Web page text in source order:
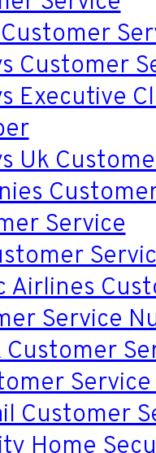
Customer
Executive
Uk
Service
Airlines
Service
Customer